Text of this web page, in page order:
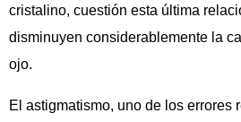
cristalino, cuestión esta última
disminuyen considerablemente la
ojo.
El astigmatismo, uno de los errores